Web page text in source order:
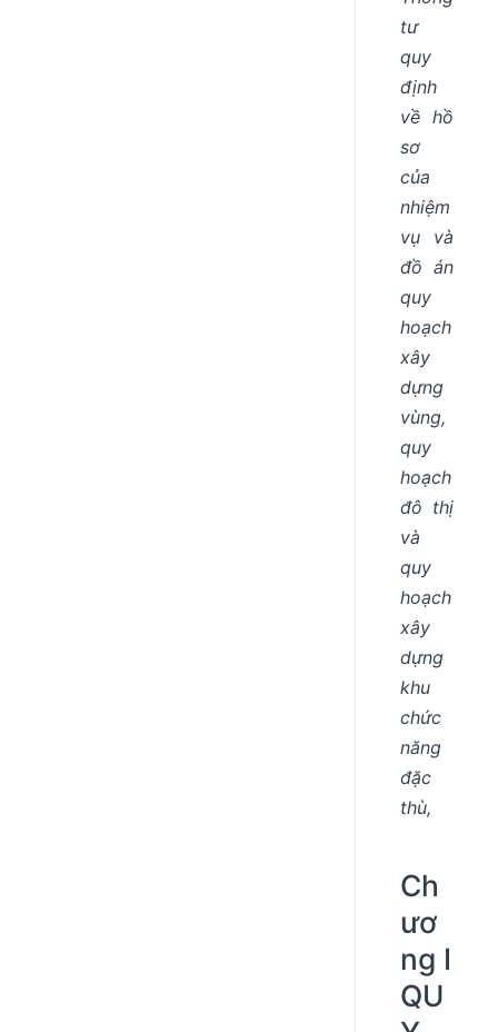
tư
quy
định
về hồ
sơ
của
nhiệm
vụ và
đồ án
quy
hoạch
xây
dựng
vùng,
quy
hoạch
đô thị
và
quy
hoạch
xây
dựng
khu
chức
năng
đặc
thù,
Ch
ươ
ng I
QU